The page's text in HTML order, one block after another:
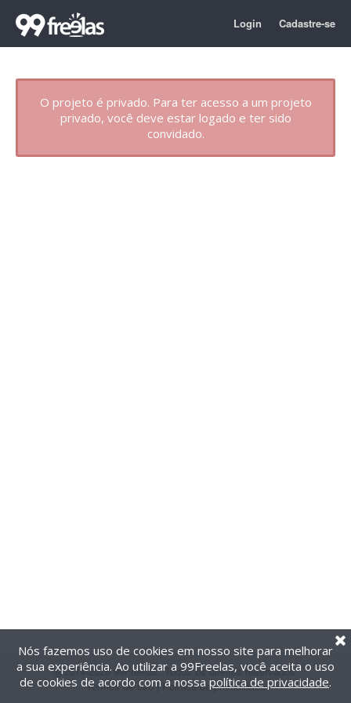
Login Cadastre-se
O projeto é privado. Para ter acesso a um projeto
privado, você deve estar logado e ter sido
convidado.
@2014-2026 99Freelas. Todos os direitos reservados.
Termos de uso| Política de privacidade
Nós fazemos uso de cookies em nosso site para melhorar
a sua experiência. Ao utilizar a 99Freelas, você aceita o uso
de cookies de acordo com a nossa política de privacidade.